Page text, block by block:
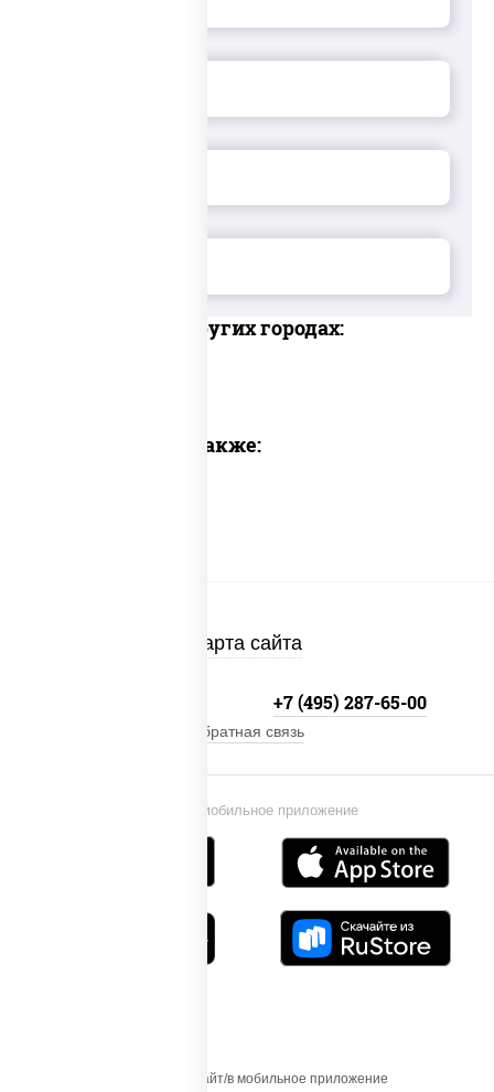
Доставка в других городах:
Предлагаем также:
Карта сайта
Установи мобильное приложение
+7 (495) 287-65-00
Обратная связь
Осуществляя вход на этот Сайт/в мобильное приложение